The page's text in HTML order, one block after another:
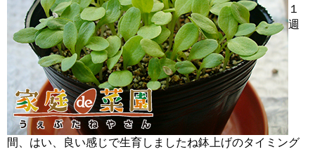
１
週
間、はい、良い感じで生育しましたね鉢上げのタイミング